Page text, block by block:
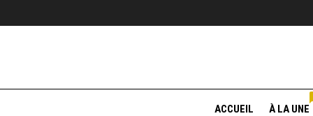
ACCUEIL À LA UNE